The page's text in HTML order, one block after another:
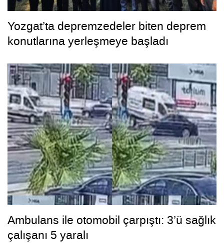
Yozgat’ta depremzedeler biten deprem
konutlarına yerleşmeye başladı
Ambulans ile otomobil çarpıştı: 3’ü sağlık
çalışanı 5 yaralı